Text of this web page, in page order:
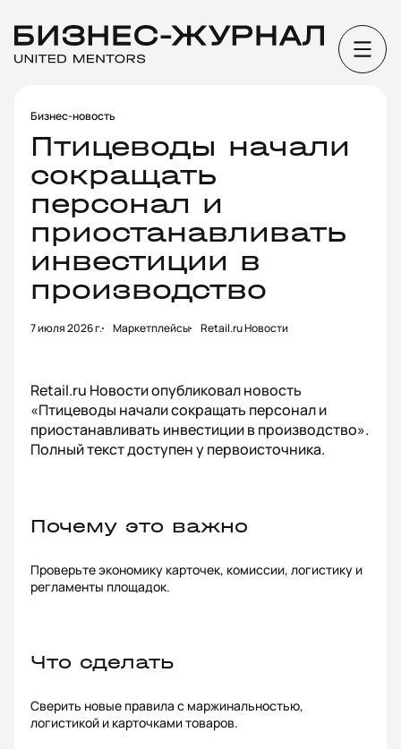
Бизнес-новость
Птицеводы начали
сокращать
персонал и
приостанавливать
инвестиции в
производство
7 июля 2026 г. Маркетплейсы Retail.ru Новости
Retail.ru Новости опубликовал новость
«Птицеводы начали сокращать персонал и
приостанавливать инвестиции в производство».
Полный текст доступен у первоисточника.
Почему это важно
Проверьте экономику карточек, комиссии, логистику и
регламенты площадок.
Что сделать
Сверить новые правила с маржинальностью,
логистикой и карточками товаров.